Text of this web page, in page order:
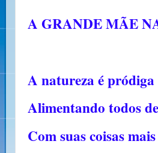
A GRANDE MÃE
A natureza é pródiga
Alimentando todos
Com suas coisas